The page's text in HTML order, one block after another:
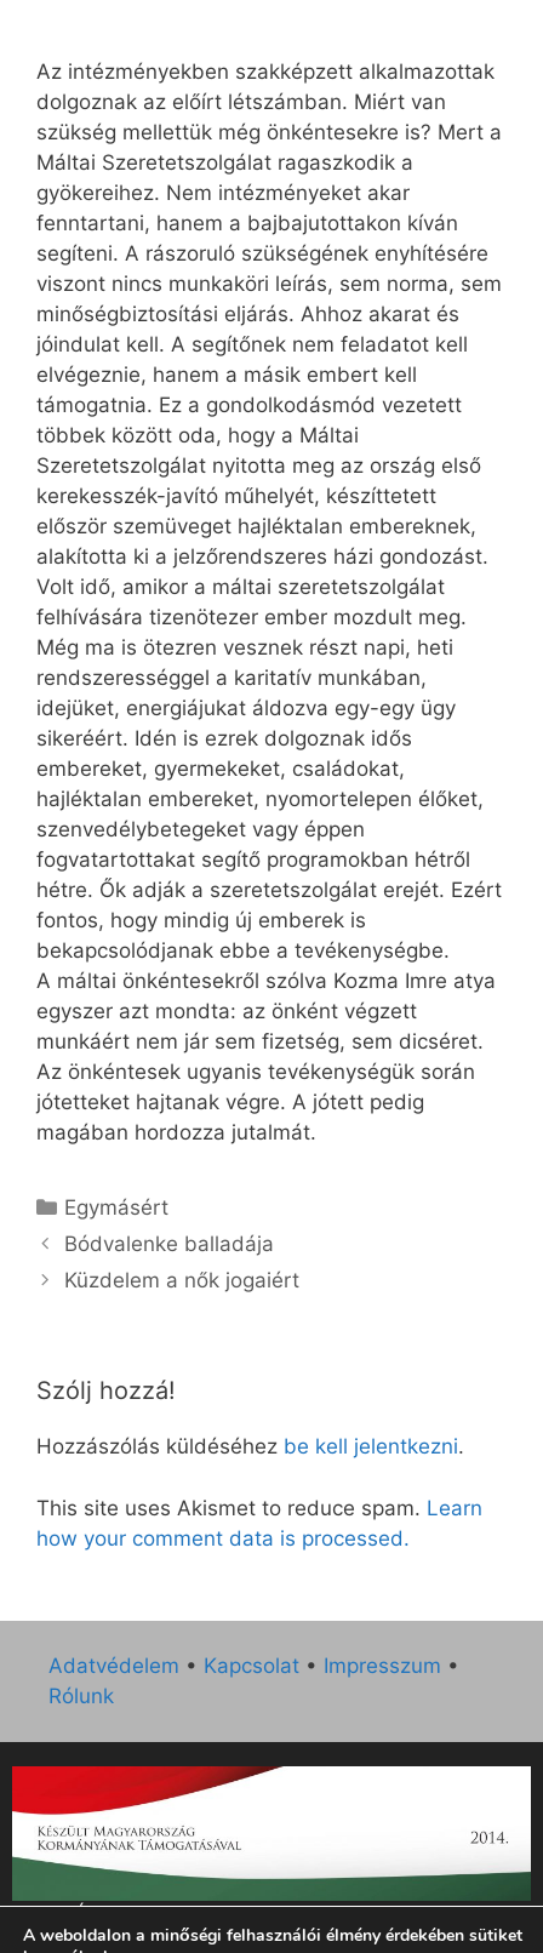
Az intézményekben szakképzett alkalmazottak
dolgoznak az előírt létszámban. Miért van
szükség mellettük még önkéntesekre is? Mert a
Máltai Szeretetszolgálat ragaszkodik a
gyökereihez. Nem intézményeket akar
fenntartani, hanem a bajbajutottakon kíván
segíteni. A rászoruló szükségének enyhítésére
viszont nincs munkaköri leírás, sem norma, sem
minőségbiztosítási eljárás. Ahhoz akarat és
jóindulat kell. A segítőnek nem feladatot kell
elvégeznie, hanem a másik embert kell
támogatnia. Ez a gondolkodásmód vezetett
többek között oda, hogy a Máltai
Szeretetszolgálat nyitotta meg az ország első
kerekesszék-javító műhelyét, készíttetett
először szemüveget hajléktalan embereknek,
alakította ki a jelzőrendszeres házi gondozást.
Volt idő, amikor a máltai szeretetszolgálat
felhívására tizenötezer ember mozdult meg.
Még ma is ötezren vesznek részt napi, heti
rendszerességgel a karitatív munkában,
idejüket, energiájukat áldozva egy-egy ügy
sikeréért. Idén is ezrek dolgoznak idős
embereket, gyermekeket, családokat,
hajléktalan embereket, nyomortelepen élőket,
szenvedélybetegeket vagy éppen
fogvatartottakat segítő programokban hétről
hétre. Ők adják a szeretetszolgálat erejét. Ezért
fontos, hogy mindig új emberek is
bekapcsolódjanak ebbe a tevékenységbe.
A máltai önkéntesekről szólva Kozma Imre atya
egyszer azt mondta: az önként végzett
munkáért nem jár sem fizetség, sem dicséret.
Az önkéntesek ugyanis tevékenységük során
jótetteket hajtanak végre. A jótett pedig
magában hordozza jutalmát.
Kategória
Egymásért
Bódvalenke balladája
Küzdelem a nők jogaiért
Szólj hozzá!
Hozzászólás küldéséhez be kell jelentkezni.
This site uses Akismet to reduce spam. Learn
how your comment data is processed.
Adatvédelem • Kapcsolat • Impresszum •
Rólunk
„Az Új Ember katolikus hetilap 2014. évi működésének
támogatását az EGYH-KCP-14-P-0121 sz. támogatási
A weboldalon a minőségi felhasználói élmény érdekében sütiket